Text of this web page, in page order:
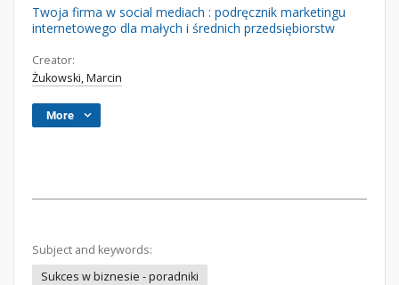
Twoja firma w social mediach : podręcznik marketingu
internetowego dla małych i średnich przedsiębiorstw
Creator:
Żukowski, Marcin
More
Subject and keywords:
Sukces w biznesie - poradniki